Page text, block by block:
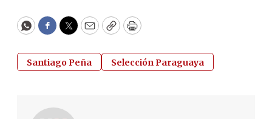
WhatsApp
Facebook
Twitter
EmailCopyPrint
Santiago Peña Selección Paraguaya